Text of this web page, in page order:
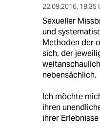
22.09.2016, 18:35
Sexueller
und
Methoden der
sich, der
nebensächlich.
Ich möchte
ihren
ihrer